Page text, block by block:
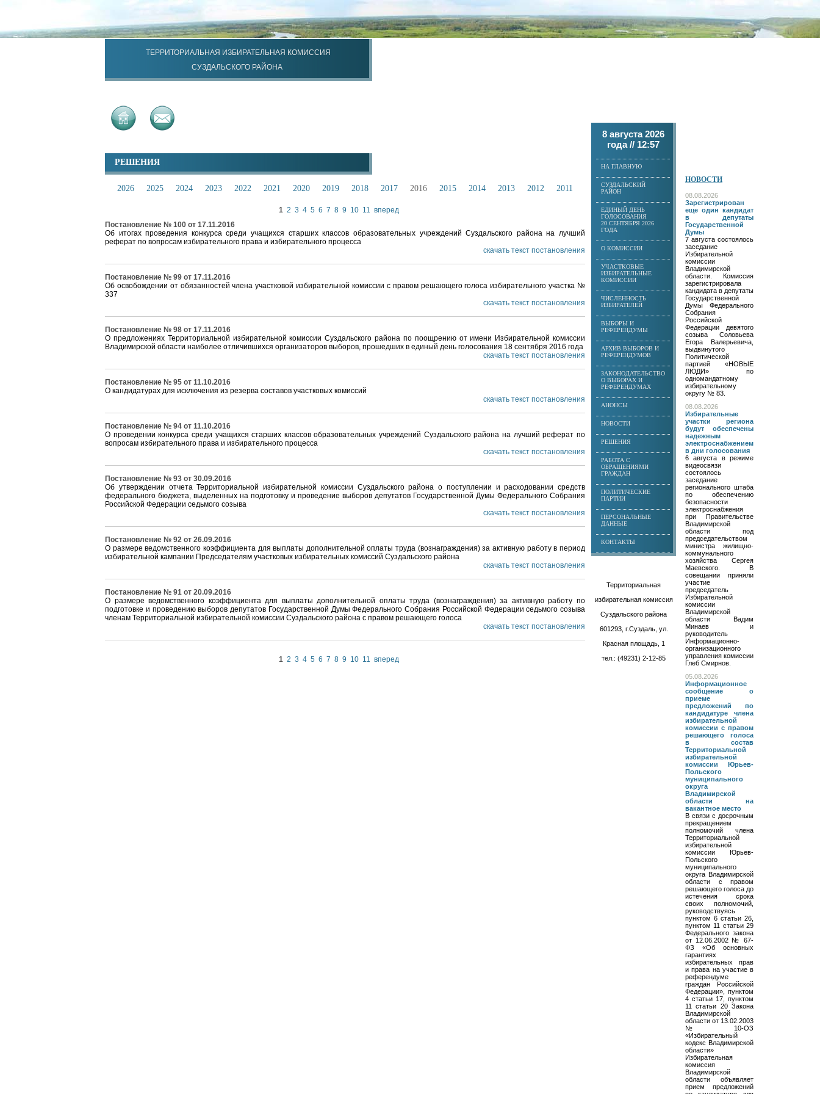
ТЕРРИТОРИАЛЬНАЯ ИЗБИРАТЕЛЬНАЯ КОМИССИЯ
СУЗДАЛЬСКОГО РАЙОНА
РЕШЕНИЯ
2026 2025 2024 2023 2022 2021 2020 2019 2018 2017 2016 2015 2014 2013 2012 2011
1 2 3 4 5 6 7 8 9 10 11 вперед
Постановление № 100 от 17.11.2016
Об итогах проведения конкурса среди учащихся старших классов образовательных учреждений Суздальского района на лучший
реферат по вопросам избирательного права и избирательного процесса
скачать текст постановления
Постановление № 99 от 17.11.2016
Об освобождении от обязанностей члена участковой избирательной комиссии с правом решающего голоса избирательного участка №
337
скачать текст постановления
Постановление № 98 от 17.11.2016
О предложениях Территориальной избирательной комиссии Суздальского района по поощрению от имени Избирательной комиссии
Владимирской области наиболее отличившихся организаторов выборов, прошедших в единый день голосования 18 сентября 2016 года
скачать текст постановления
Постановление № 95 от 11.10.2016
О кандидатурах для исключения из резерва составов участковых комиссий
скачать текст постановления
Постановление № 94 от 11.10.2016
О проведении конкурса среди учащихся старших классов образовательных учреждений Суздальского района на лучший реферат по
вопросам избирательного права и избирательного процесса
скачать текст постановления
Постановление № 93 от 30.09.2016
Об утверждении отчета Территориальной избирательной комиссии Суздальского района о поступлении и расходовании средств
федерального бюджета, выделенных на подготовку и проведение выборов депутатов Государственной Думы Федерального Собрания
Российской Федерации седьмого созыва
скачать текст постановления
Постановление № 92 от 26.09.2016
О размере ведомственного коэффициента для выплаты дополнительной оплаты труда (вознаграждения) за активную работу в период
избирательной кампании Председателям участковых избирательных комиссий Суздальского района
скачать текст постановления
Постановление № 91 от 20.09.2016
О размере ведомственного коэффициента для выплаты дополнительной оплаты труда (вознаграждения) за активную работу по
подготовке и проведению выборов депутатов Государственной Думы Федерального Собрания Российской Федерации седьмого созыва
членам Территориальной избирательной комиссии Суздальского района с правом решающего голоса
скачать текст постановления
1 2 3 4 5 6 7 8 9 10 11 вперед
8 августа 2026
года // 12:57
НА ГЛАВНУЮ
СУЗДАЛЬСКИЙ
РАЙОН
ЕДИНЫЙ ДЕНЬ
ГОЛОСОВАНИЯ
20 СЕНТЯБРЯ 2026
ГОДА
О КОМИССИИ
УЧАСТКОВЫЕ
ИЗБИРАТЕЛЬНЫЕ
КОМИССИИ
ЧИСЛЕННОСТЬ
ИЗБИРАТЕЛЕЙ
ВЫБОРЫ И
РЕФЕРЕНДУМЫ
АРХИВ ВЫБОРОВ И
РЕФЕРЕНДУМОВ
ЗАКОНОДАТЕЛЬСТВО
О ВЫБОРАХ И
РЕФЕРЕНДУМАХ
АНОНСЫ
НОВОСТИ
РЕШЕНИЯ
РАБОТА С
ОБРАЩЕНИЯМИ
ГРАЖДАН
ПОЛИТИЧЕСКИЕ
ПАРТИИ
ПЕРСОНАЛЬНЫЕ
ДАННЫЕ
КОНТАКТЫ
Территориальная
избирательная комиссия
Суздальского района
601293, г.Суздаль, ул.
Красная площадь, 1
тел.: (49231) 2-12-85
НОВОСТИ
08.08.2026
Зарегистрирован
еще один кандидат
в депутаты
Государственной
Думы
7 августа состоялось
заседание
Избирательной
комиссии
Владимирской
области. Комиссия
зарегистрировала
кандидата в депутаты
Государственной
Думы Федерального
Собрания
Российской
Федерации девятого
созыва Соловьева
Егора Валерьевича,
выдвинутого
Политической
партией «НОВЫЕ
ЛЮДИ» по
одномандатному
избирательному
округу № 83.
08.08.2026
Избирательные
участки региона
будут обеспечены
надежным
электроснабжением
в дни голосования
6 августа в режиме
видеосвязи
состоялось
заседание
регионального штаба
по обеспечению
безопасности
электроснабжения
при Правительстве
Владимирской
области под
председательством
министра жилищно-
коммунального
хозяйства Сергея
Маевского. В
совещании приняли
участие
председатель
Избирательной
комиссии
Владимирской
области Вадим
Минаев и
руководитель
Информационно-
организационного
управления комиссии
Глеб Смирнов.
05.08.2026
Информационное
сообщение о
приеме
предложений по
кандидатуре члена
избирательной
комиссии с правом
решающего голоса
в состав
Территориальной
избирательной
комиссии Юрьев-
Польского
муниципального
округа
Владимирской
области на
вакантное место
В связи с досрочным
прекращением
полномочий члена
Территориальной
избирательной
комиссии Юрьев-
Польского
муниципального
округа Владимирской
области с правом
решающего голоса до
истечения срока
своих полномочий,
руководствуясь
пунктом 6 статьи 26,
пунктом 11 статьи 29
Федерального закона
от 12.06.2002 № 67-
ФЗ «Об основных
гарантиях
избирательных прав
и права на участие в
референдуме
граждан Российской
Федерации», пунктом
4 статьи 17, пунктом
11 статьи 20 Закона
Владимирской
области от 13.02.2003
№ 10-ОЗ
«Избирательный
кодекс Владимирской
области»
Избирательная
комиссия
Владимирской
области объявляет
прием предложений